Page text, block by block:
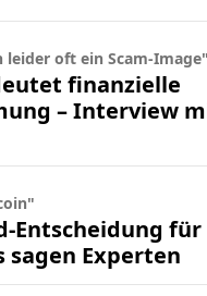
oft ein Scam-Image"
finanzielle
– Interview
Entscheidung
sagen Experten